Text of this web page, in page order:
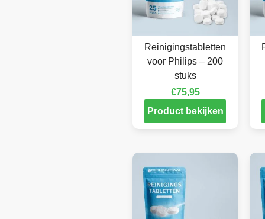
Reinigingstabletten
voor Philips – 200
stuks
€75,95
Product bekijken